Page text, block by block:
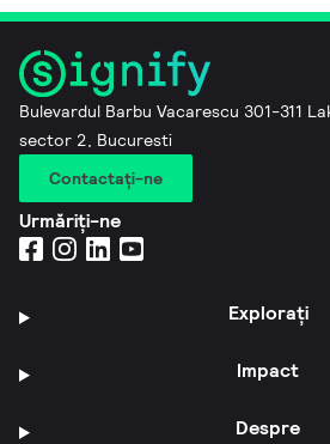
Bulevardul Barbu Vacarescu 301-311
sector 2, Bucuresti
Contactaţi-ne
Urmăriți-ne
Explorați
Impact
Despre